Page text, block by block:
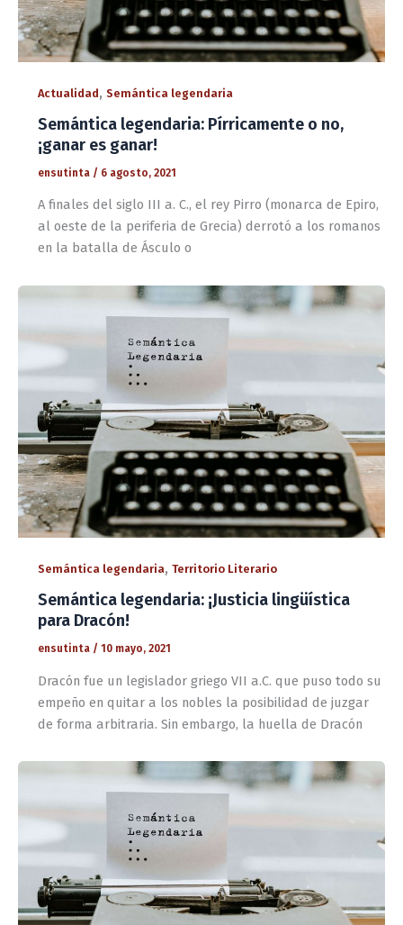
Actualidad, Semántica legendaria
Semántica legendaria: Pírricamente o no,
¡ganar es ganar!
ensutinta / 6 agosto, 2021
A finales del siglo III a. C., el rey Pirro (monarca de Epiro,
al oeste de la periferia de Grecia) derrotó a los romanos
en la batalla de Ásculo o
Semántica legendaria, Territorio Literario
Semántica legendaria: ¡Justicia lingüística
para Dracón!
ensutinta / 10 mayo, 2021
Dracón fue un legislador griego VII a.C. que puso todo su
empeño en quitar a los nobles la posibilidad de juzgar
de forma arbitraria. Sin embargo, la huella de Dracón